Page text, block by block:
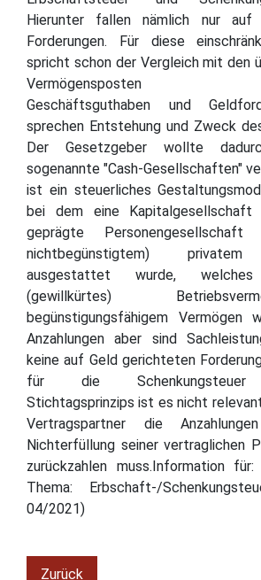
Hierunter fallen nämlich nur auf
Forderungen. Für diese
spricht schon der Vergleich mit den
Vermögensposten
Geschäftsguthaben und
sprechen Entstehung und Zweck
Der Gesetzgeber wollte
sogenannte "Cash-Gesellschaften"
ist ein steuerliches
bei dem eine Kapitalgesellschaft
geprägte
nichtbegünstigtem) privatem
ausgestattet wurde,
(gewillkürtes)
begünstigungsfähigem Vermögen
Anzahlungen aber sind
keine auf Geld gerichteten
für die Schenkungsteuer
Stichtagsprinzips ist es nicht
Vertragspartner die
Nichterfüllung seiner vertraglichen
zurückzahlen muss.Information für:
Thema: Erbschaft-/
04/2021)
Zurück